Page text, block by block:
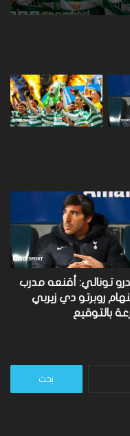
تونالي: أقنعه مدرب
روبرتو دي زيربي
بالتوقيع
البحث